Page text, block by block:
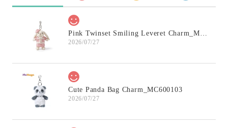
2026/07/27
Cute Panda Bag Charm_MC600103
2026/07/27